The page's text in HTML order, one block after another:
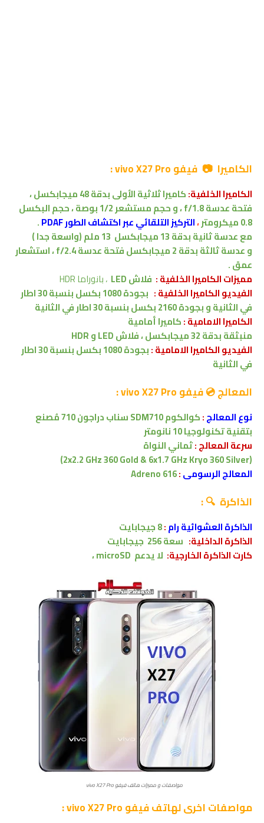
الكاميرا 📷 فيفو vivo X27 Pro :
الكاميرا الخلفية:كاميرا ثلاثيةالأولى بدقة 48 ميجابكسل
،
فتحة عدسة f/1.8 ،
و حجم مستشعر 1/2 بوصة ، حجم البكسل
0.8 ميكرومتر
،التركيز التلقائي عبر اكتشاف الطور PDAF
.
مع عدسة ثانية بدقة 13 ميجابكسل
13 ملم
(واسعة جدا )
و عدسة ثالثة بدقة 2 ميجابكسل
فتحة عدسة f/2.4 ،استشعار
عمق .
مميزاتالكاميرا الخلفية : فلاش LED ، بانوراماHDR
الفيديو الكاميرا الخلفية :
بجودة 1080 بكسل بنسبة 30 اطار
في الثانيةوبجودة 2160 بكسل بنسبة 30 اطار في الثانية
الكاميرا الامامية :كاميرا أمامية
منبثقةبدقة 32 ميجابكسل،فلاش LED وHDR
الفيديو الكاميراالامامية :
بجودة 1080 بكسل بنسبة 30 اطار
في الثانية
المعالج 💿 فيفو vivo X27 Pro :
نوع المعالج:كوالكوم SDM710 سناب دراجون 710
مُصنع
بتقنيةتكنولوجيا 10 نانومتر
سرعة المعالج :ثماني النواة
(2x2.2 GHz 360 Gold & 6x1.7 GHz Kryo 360 Silver)
المعالج الرسومى:
Adreno 616
الذاكرة 🔍 :
الذاكرة العشوائية رام:8 جيجابايت
الذاكرة الداخلية: سعة 256
جيجابايت
كارت الذاكرة الخارجية: لايدعم microSD ،
مواصفات و مميزات هاتف فيفو vivo X27 Pro
مواصفات اخرىلهاتف فيفو vivo X27 Pro :